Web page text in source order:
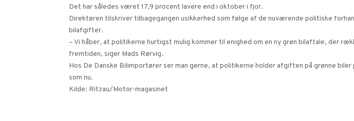
Det har således været 17,9 procent lavere end i oktober i fjor.
Direktøren tilskriver tilbagegangen usikkerhed som følge af de nuværende politiske
bilafgifter.
– Vi håber, at politikerne hurtigst mulig kommer til enighed om en ny grøn bilaftale, der
fremtiden, siger Mads Rørvig.
Hos De Danske Bilimportører ser man gerne, at politikerne holder afgiften på grønne biler
som nu.
Kilde: Ritzau/Motor-magasinet